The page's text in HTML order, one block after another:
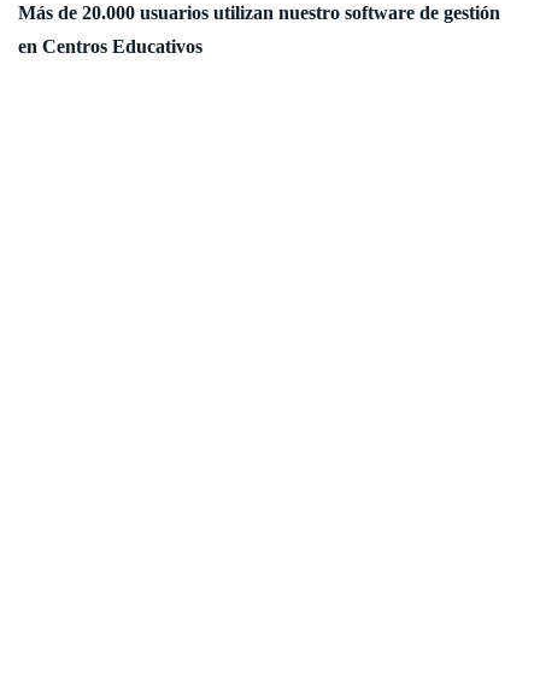
Más de 20.000 usuarios utilizan nuestro software de gestión
en Centros Educativos